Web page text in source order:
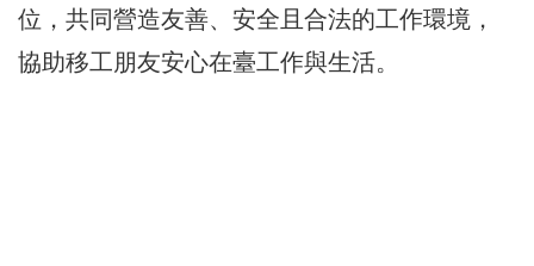
位，共同營造友善、安全且合法的工作環境，
協助移工朋友安心在臺工作與生活。